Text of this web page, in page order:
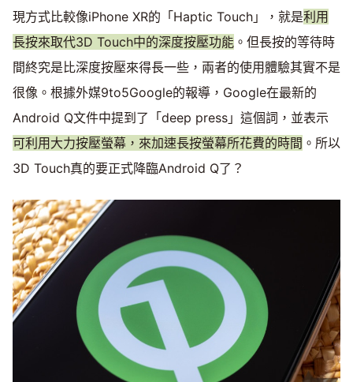
現方式比較像iPhone XR的「Haptic Touch」，就是利用
長按來取代3D Touch中的深度按壓功能 。但長按的等待時
間終究是比深度按壓來得長一些，兩者的使用體驗其實不是
很像。根據外媒9to5Google的報導，Google在最新的
Android Q文件中提到了「deep press」這個詞，並表示
可利用大力按壓螢幕，來加速長按螢幕所花費的時間 。所以
3D Touch真的要正式降臨Android Q了？